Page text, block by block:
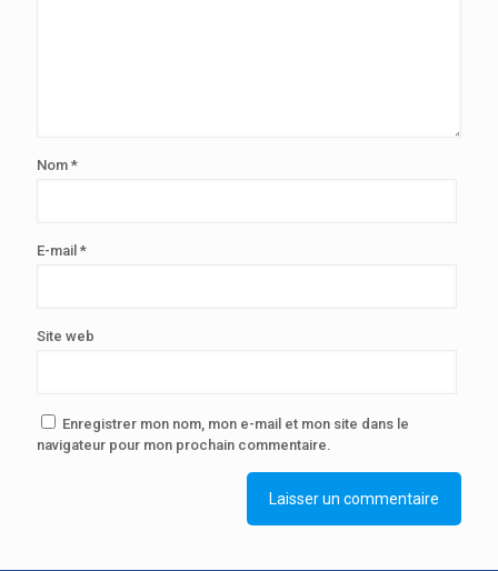
Nom *
E-mail *
Site web
Enregistrer mon nom, mon e-mail et mon site dans le
navigateur pour mon prochain commentaire.